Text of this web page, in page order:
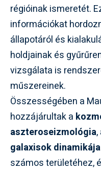
régióinak ismeretét.
információkat
állapotáról és
holdjainak és
vizsgálata is
műszereinek.
Összességében a
hozzájárultak a
aszteroseizmológia,
galaxisok dinamikája
számos területéhez,